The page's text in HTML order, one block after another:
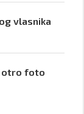
vlasnika
otro foto